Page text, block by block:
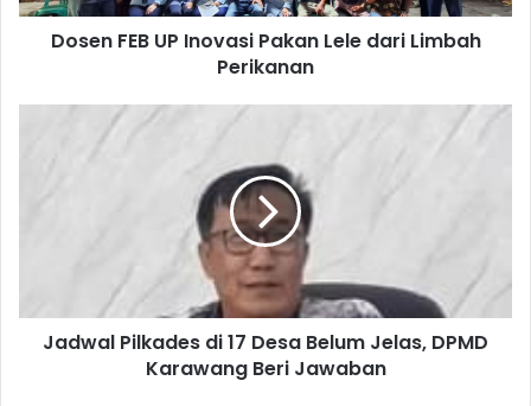
Perikanan
Dosen FEB UP Inovasi Pakan Lele dari Limbah
Perikanan
Karawang
BeriJadwal Pilkades di 17 Desa Belum Jelas, DPMD
Karawang Beri Jawaban